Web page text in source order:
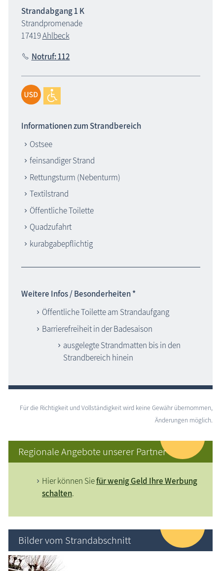
Strandabgang 1 K
Strandpromenade
17419Ahlbeck
Notruf: 112
Informationen zum Strandbereich
Ostsee
feinsandiger Strand
Rettungsturm (Nebenturm)
Textilstrand
Öffentliche Toilette
Quadzufahrt
kurabgabepflichtig
Weitere Infos / Besonderheiten *
Öffentliche Toilette am Strandaufgang
Barrierefreiheit in der Badesaison
ausgelegte Strandmatten bis in den
Strandbereich hinein
Für die Richtigkeit und Vollständigkeit wird keine Gewähr übernommen,
Änderungen möglich.
Regionale Angebote unserer Partner
Hier können Siefür wenig Geld Ihre Werbung
schalten.
Bilder vom Strandabschnitt